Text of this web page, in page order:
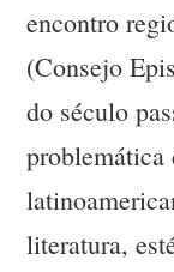
encontro
(Consejo
do século
problemática
literatura,